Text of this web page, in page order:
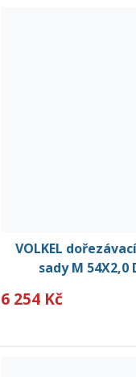
VOLKEL
sady M 54X2,0
6 254 Kč